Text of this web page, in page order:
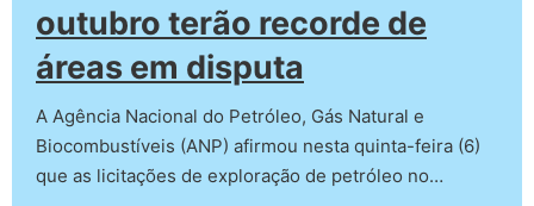
outubro terão recorde de
áreas em disputa
A Agência Nacional do Petróleo, Gás Natural e
Biocombustíveis (ANP) afirmou nesta quinta-feira (6)
que as licitações de exploração de petróleo no…